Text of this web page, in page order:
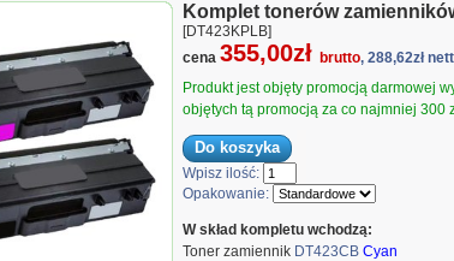
Komplet tonerów
[DT423KPLB]
cena 355,00zł brutto, 288,62zł
Produkt jest objęty promocją darmowej
objętych tą promocją za co najmniej 300
Wpisz ilość:
Opakowanie:
W skład kompletu wchodzą:
Toner zamiennik DT423CB Cyan